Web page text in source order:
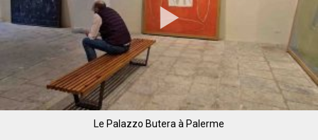
Le Palazzo Butera à Palerme